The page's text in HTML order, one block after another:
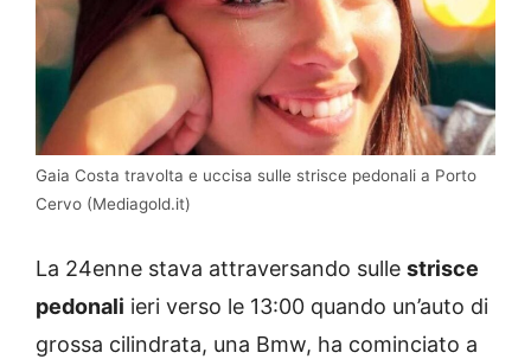
Gaia Costa travolta e uccisa sulle strisce pedonali a Porto
Cervo (Mediagold.it)
La 24enne stava attraversando sulle strisce
pedonali ieri verso le 13:00 quando un’auto di
grossa cilindrata, una Bmw, ha cominciato a